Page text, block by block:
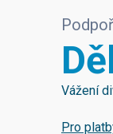
Vážení
Pro